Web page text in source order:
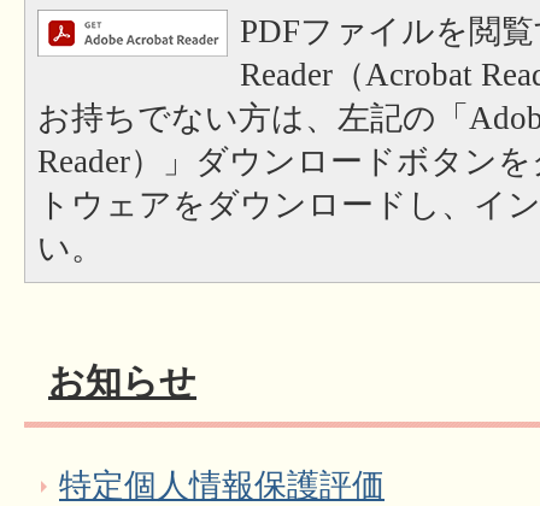
PDFファイルを閲
Reader（Acrobat
お持ちでない方は、左記の「
Reader）」ダウンロードボタン
トウェアをダウンロードし、イ
い。
お知らせ
特定個人情報保護評価